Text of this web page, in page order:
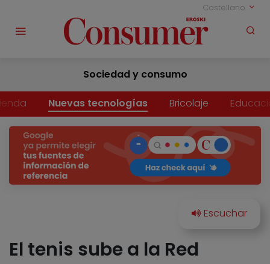
Castellano
Sociedad y consumo
Nuevas tecnologías Bricolaje
El tenis sube a la Red